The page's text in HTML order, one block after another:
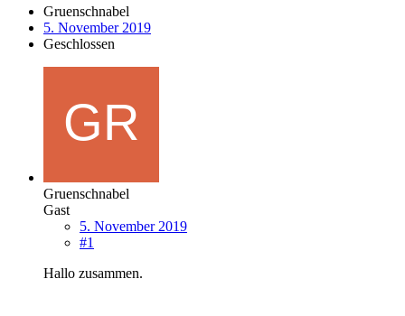
Gruenschnabel
5. November 2019
Geschlossen
Gruenschnabel
Gast
5. November 2019
#1
Hallo zusammen.